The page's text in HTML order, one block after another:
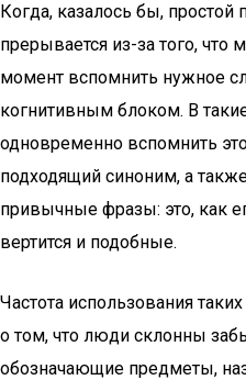
Когда, казалось бы,
прерывается из-за того,
момент вспомнить нужное
когнитивным блоком. В
одновременно вспомнить
подходящий синоним, а
привычные фразы: это, как
вертится и подобные.
Частота использования
о том, что люди склонны
обозначающие предметы,